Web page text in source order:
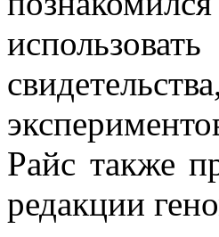
Райс также
редакции